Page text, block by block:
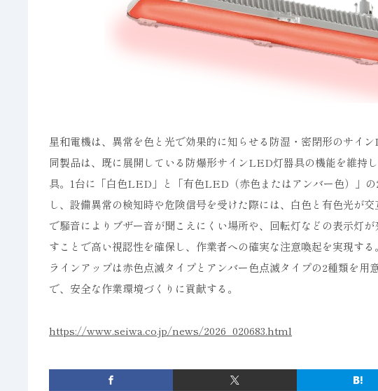
星和電機は、異常を色と光で効果的に知らせる防湿・密閉形のサイ
同製品は、既に展開している防爆形サインLED灯器具の機能を維持
具。1台に「白色LED」と「有色LED（赤色またはアンバー色）」
し、設備異常の検知時や危険信号を受けた際には、白色と有色光が
で騒音によりブザー音が聞こえにくい場所や、回転灯などの表示灯
すことで高い視認性を確保し、作業者への確実な注意喚起を実現する。
ラインアップは赤色点滅タイプとアンバー色点滅タイプの2種類を
で、安全な作業環境づくりに貢献する。
https://www.seiwa.co.jp/news/2026_020683.html